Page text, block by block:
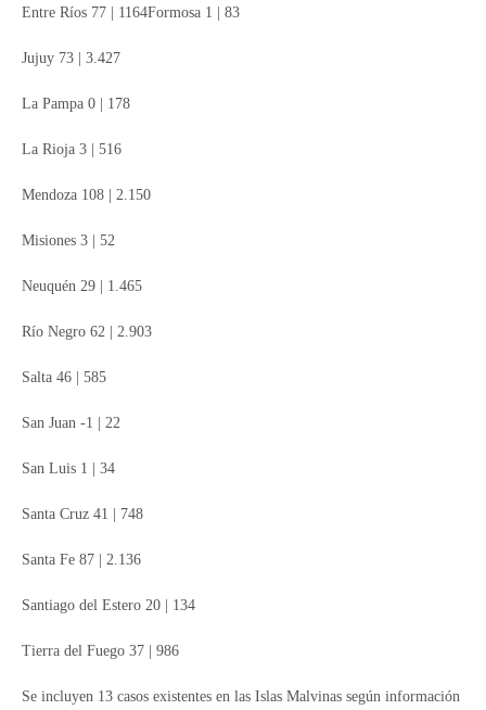
Entre Ríos 77 | 1164Formosa 1 | 83
Jujuy 73 | 3.427
La Pampa 0 | 178
La Rioja 3 | 516
Mendoza 108 | 2.150
Misiones 3 | 52
Neuquén 29 | 1.465
Río Negro 62 | 2.903
Salta 46 | 585
San Juan -1 | 22
San Luis 1 | 34
Santa Cruz 41 | 748
Santa Fe 87 | 2.136
Santiago del Estero 20 | 134
Tierra del Fuego 37 | 986
Se incluyen 13 casos existentes en las Islas Malvinas según información